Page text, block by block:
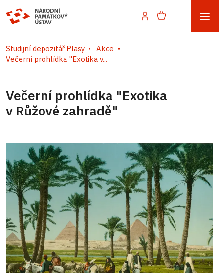
Studijní depozitář Plasy
Akce
Večerní prohlídka "Exotika v...
Večerní prohlídka "Exotika
v Růžové zahradě"